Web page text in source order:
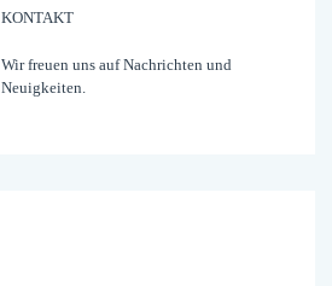
KONTAKT
Wir freuen uns auf Nachrichten und
Neuigkeiten.